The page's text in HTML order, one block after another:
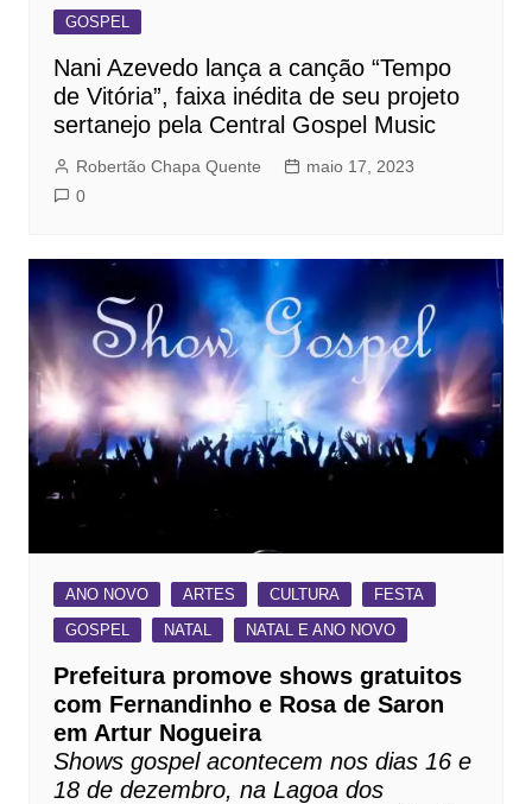
GOSPEL
Nani Azevedo lança a canção “Tempo
de Vitória”, faixa inédita de seu projeto
sertanejo pela Central Gospel Music
Robertão Chapa Quente
maio 17, 2023
0
ANO NOVO ARTES CULTURA
FESTA
GOSPEL
NATAL NATAL E ANO NOVO
Prefeitura promove shows gratuitos
com Fernandinho e Rosa de Saron
em Artur Nogueira
Shows gospel acontecem nos dias 16 e
18 de dezembro, na Lagoa dos